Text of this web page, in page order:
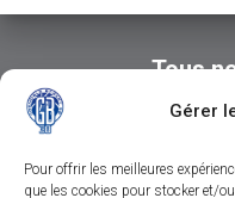
Gérer
Pour offrir les meilleures
que les cookies pour stocker et/
Tous